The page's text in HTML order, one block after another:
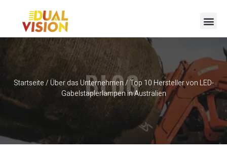
Startseite/ Über das Unternehmen/ Top 10 Hersteller von LED-
Gabelstaplerlampen in Australien
BLOG